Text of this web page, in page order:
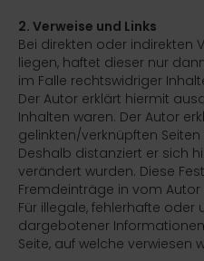
2. Verweise und Links
Bei direkten oder indirekten
liegen, haftet dieser nur
im Falle rechtswidriger
Der Autor erklärt hiermit
Inhalten waren. Der Autor
gelinkten/verknüpften Seiten
Deshalb distanziert er sich
verändert wurden. Diese
Fremdeinträge in vom
Für illegale, fehlerhafte
dargebotener
Seite, auf welche verwiesen